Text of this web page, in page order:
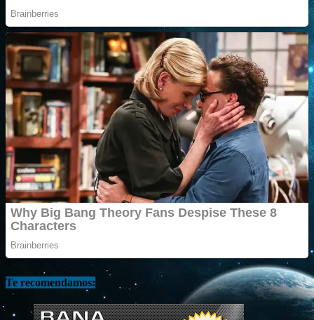
Te recomendamos: